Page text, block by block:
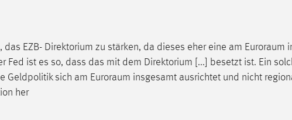
EZB- Direktorium zu stärken, da dieses eher eine am Euroraum
Fed ist es so, dass das mit dem Direktorium [...] besetzt ist. Ein
Geldpolitik sich am Euroraum insgesamt ausrichtet und nicht
her
sich an